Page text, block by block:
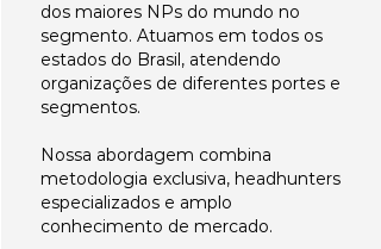
dos maiores NPs do mundo no
segmento. Atuamos em todos os
estados do Brasil, atendendo
organizações de diferentes portes e
segmentos.
Nossa abordagem combina
metodologia exclusiva, headhunters
especializados e amplo
conhecimento de mercado.